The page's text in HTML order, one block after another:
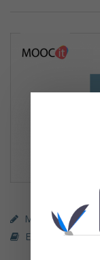
MOOC (gratuit)
Entrepreneuriat